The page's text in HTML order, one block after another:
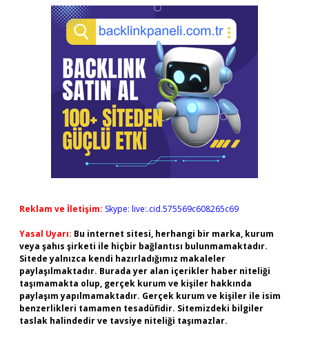
Reklam ve İletişim: Skype: live:.cid.575569c608265c69
Yasal Uyarı: Bu internet sitesi, herhangi bir marka, kurum
veya şahıs şirketi ile hiçbir bağlantısı bulunmamaktadır.
Sitede yalnızca kendi hazırladığımız makaleler
paylaşılmaktadır. Burada yer alan içerikler haber niteliği
taşımamakta olup, gerçek kurum ve kişiler hakkında
paylaşım yapılmamaktadır. Gerçek kurum ve kişiler ile isim
benzerlikleri tamamen tesadüfidir. Sitemizdeki bilgiler
taslak halindedir ve tavsiye niteliği taşımazlar.